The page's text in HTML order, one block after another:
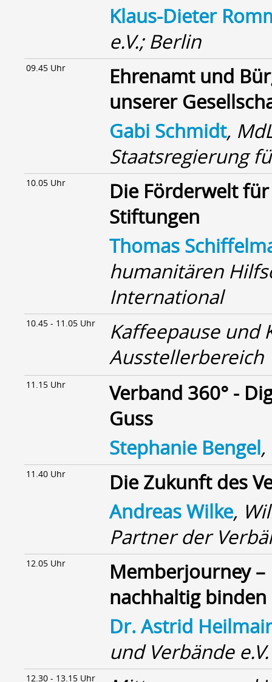
Klaus-Dieter
e.V.; Berlin
09.45 Uhr
Ehrenamt und
unserer
Gabi Schmidt,
Staatsregierung
10.05 Uhr
Die Förderwelt
Stiftungen
Thomas
humanitären
International
10.45 - 11.05 Uhr
Kaffeepause und
Ausstellerbereich
11.15 Uhr
Verband 360° -
Guss
Stephanie Bengel
11.40 Uhr
Die Zukunft des
Andreas Wilke,
Partner der
12.05 Uhr
Memberjourney
nachhaltig binden
Dr. Astrid Heilmair
und Verbände
12.30 - 13.15 Uhr